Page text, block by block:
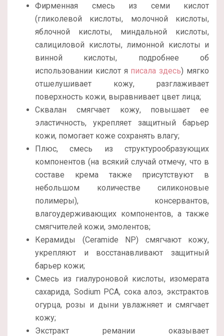
Фирменная смесь из семи кислот
(гликолевой кислоты, молочной кислоты,
яблочной кислоты, миндальной кислоты,
салициловой кислоты, лимонной кислоты и
винной кислоты, подробнее об
использовании кислот я писала здесь) мягко
отшелушивает кожу, разглаживает
поверхность кожи, выравнивает цвет лица;
Сквалан смягчает кожу, повышает ее
эластичность, укрепляет защитный барьер
кожи, помогает коже сохранять влагу;
Плюс, смесь из структурообразующих
компонентов (на всякий случай отмечу, что в
составе крема также присутствуют в
небольшом количестве силиконовые
полимеры), консервантов,
влагоудерживающих компонентов, а также
смягчителей кожи, эмолентов;
Керамиды (Ceramide NP) смягчают кожу,
укрепляют и восстанавливают защитный
барьер кожи;
Смесь из гиалуроновой кислоты, изомерата
сахарида, Sodium PCA, сока алоэ, экстрактов
огурца, розы и дыни увлажняет и смягчает
кожу;
Экстракт ремании оказывает